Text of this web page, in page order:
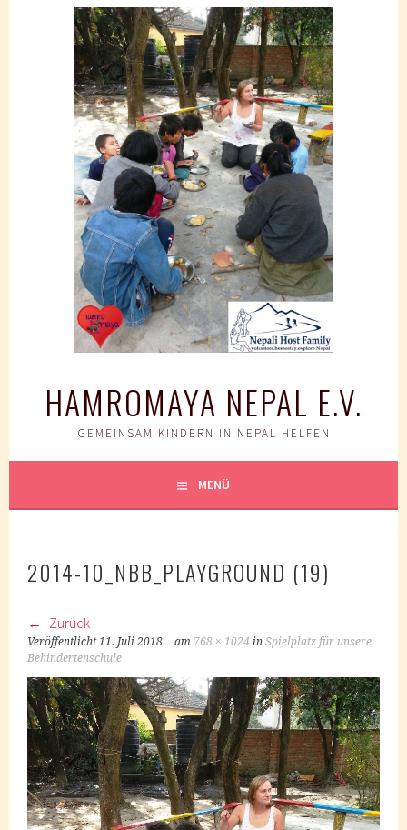
HAMROMAYA NEPAL E.V.
GEMEINSAM KINDERN IN NEPAL HELFEN
MENÜ
2014-10_NBB_PLAYGROUND (19)
Zurück
Veröffentlicht11. Juli 2018 am 768 × 1024 inSpielplatz für unsere
Behindertenschule